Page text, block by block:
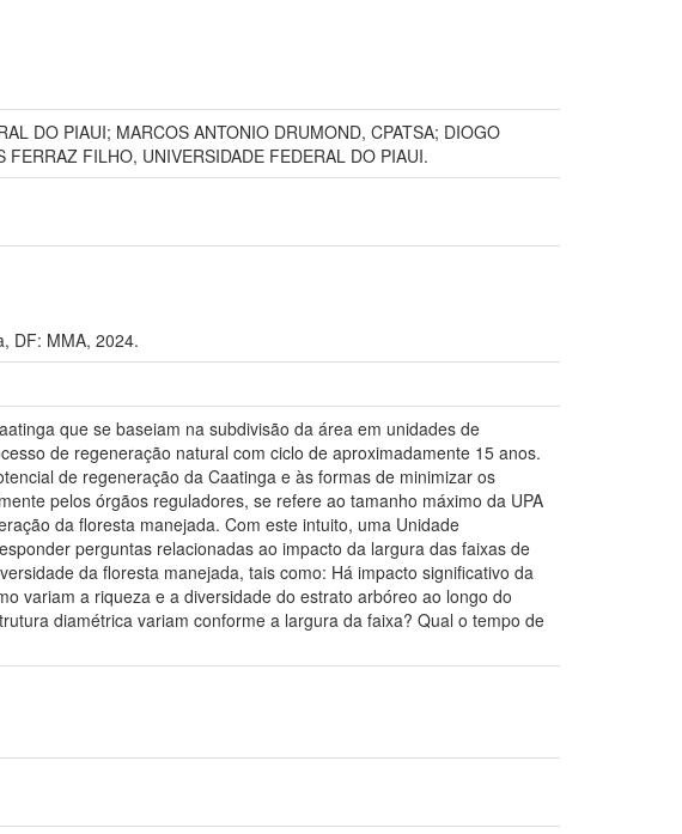
DO PIAUI; MARCOS ANTONIO DRUMOND, CPATSA; DIOGO
FILHO, UNIVERSIDADE FEDERAL DO PIAUI.
DF: MMA, 2024.
que se baseiam na subdivisão da área em unidades de
de regeneração natural com ciclo de aproximadamente 15 anos.
de regeneração da Caatinga e às formas de minimizar os
pelos órgãos reguladores, se refere ao tamanho máximo da UPA
da floresta manejada. Com este intuito, uma Unidade
perguntas relacionadas ao impacto da largura das faixas de
da floresta manejada, tais como: Há impacto significativo da
variam a riqueza e a diversidade do estrato arbóreo ao longo do
diamétrica variam conforme a largura da faixa? Qual o tempo de